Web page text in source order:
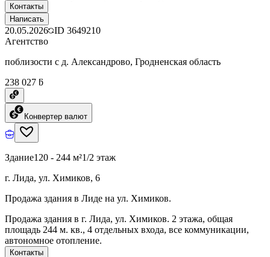
Контакты
Написать
20.05.2026 ID 3649210
Агентство
поблизости с д. Александрово, Гродненская область
238 027 ƃ
Конвертер валют
Здание120 - 244 м²1/2 этаж
г. Лида, ул. Химиков, 6
Продажа здания в Лиде на ул. Химиков.
Продажа здания в г. Лида, ул. Химиков. 2 этажа, общая
площадь 244 м. кв., 4 отдельных входа, все коммуникации,
автономное отопление.
Контакты